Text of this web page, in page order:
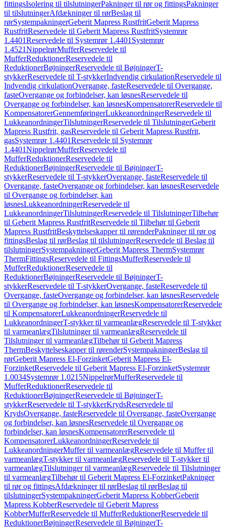
fittingsIsolering til tilslutningerPakninger til rør og fittingsPakninger
til tilslutningerAfdækninger til rørBeslag til
rørSystempakningerGeberit Mapress RustfritGeberit Mapress
RustfritReservedele til Geberit Mapress RustfritSystemrør
1.4401Reservedele til Systemrør 1.4401 Systemrør
1.4521NippelrørMufferReservedele til
MufferReduktionerReservedele til
ReduktionerBøjningerReservedele til BøjningerT-
stykkerReservedele til T-stykkerIndvendig cirkulationReservedele til
Indvendig cirkulationOvergange, fasteReservedele til Overgange,
fasteOvergange og forbindelser, kan løsnesReservedele til
Overgange og forbindelser, kan løsnesKompensatorerReservedele til
KompensatorerGennemføringerLukkeanordningerReservedele til
LukkeanordningerTilslutningerReservedele til TilslutningerGeberit
Mapress Rustfrit, gasReservedele til Geberit Mapress Rustfrit,
gasSystemrør 1.4401Reservedele til Systemrør
1.4401NippelrørMufferReservedele til
MufferReduktionerReservedele til
ReduktionerBøjningerReservedele til BøjningerT-
stykkerReservedele til T-stykkerOvergange, fasteReservedele til
Overgange, fasteOvergange og forbindelser, kan løsnesReservedele
til Overgange og forbindelser, kan
løsnesLukkeanordningerReservedele til
LukkeanordningerTilslutningerReservedele til TilslutningerTilbehør
til Geberit Mapress RustfritReservedele til Tilbehør til Geberit
Mapress RustfritBeskyttelseskapper til rørenderPakninger til rør og
fittingsBeslag til rørBeslag til tilslutningerReservedele til Beslag til
tilslutningerSystempakningerGeberit Mapress ThermSystemrør
ThermFittingsReservedele til FittingsMufferReservedele til
MufferReduktionerReservedele til
ReduktionerBøjningerReservedele til BøjningerT-
stykkerReservedele til T-stykkerOvergange, fasteReservedele til
Overgange, fasteOvergange og forbindelser, kan løsnesReservedele
til Overgange og forbindelser, kan løsnesKompensatorerReservedele
til KompensatorerLukkeanordningerReservedele til
LukkeanordningerT-stykker til varmeanlægReservedele til T-stykker
til varmeanlægTilslutninger til varmeanlægReservedele til
Tilslutninger til varmeanlægTilbehør til Geberit Mapress
ThermBeskyttelseskapper til rørenderSystempakningerBeslag til
rørGeberit Mapress El-ForzinketGeberit Mapress El-
ForzinketReservedele til Geberit Mapress El-ForzinketSystemrør
1.0034Systemrør 1.0215NippelrørMufferReservedele til
MufferReduktionerReservedele til
ReduktionerBøjningerReservedele til BøjningerT-
stykkerReservedele til T-stykkerKrydsReservedele til
KrydsOvergange, fasteReservedele til Overgange, fasteOvergange
og forbindelser, kan løsnesReservedele til Overgange og
forbindelser, kan løsnesKompensatorerReservedele til
KompensatorerLukkeanordningerReservedele til
LukkeanordningerMuffer til varmeanlægReservedele til Muffer til
varmeanlægT-stykker til varmeanlægReservedele til T-stykker til
varmeanlægTilslutninger til varmeanlægReservedele til Tilslutninger
til varmeanlægTilbehør til Geberit Mapress El-ForzinketPakninger
til rør og fittingsAfdækninger til rørBeslag til rørBeslag til
tilslutningerSystempakningerGeberit Mapress KobberGeberit
Mapress KobberReservedele til Geberit Mapress
KobberMufferReservedele til MufferReduktionerReservedele til
ReduktionerBøjningerReservedele til BøjningerT-